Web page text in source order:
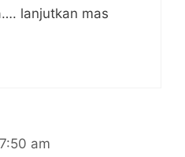
lanjutkan mas
am